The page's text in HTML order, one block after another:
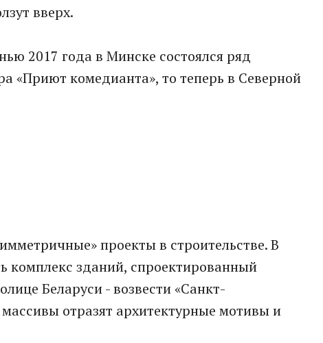
вверх.
2017 года в Минске состоялся ряд
«Приют комедианта», то теперь в Северной
проекты в строительстве. В
комплекс зданий, спроектированный
Беларуси - возвести «Санкт-
отразят архитектурные мотивы и